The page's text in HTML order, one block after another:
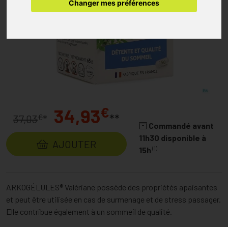
Changer mes préférences
37,03€* 34,93€**
AJOUTER
Commandé avant
11h30 disponible à
15h (1)
ARKOGÉLULES® Valériane possède des propriétés apaisantes
et peut être utilisée en cas de surmenage et de stress passager.
Elle contribue également à un sommeil de qualité.